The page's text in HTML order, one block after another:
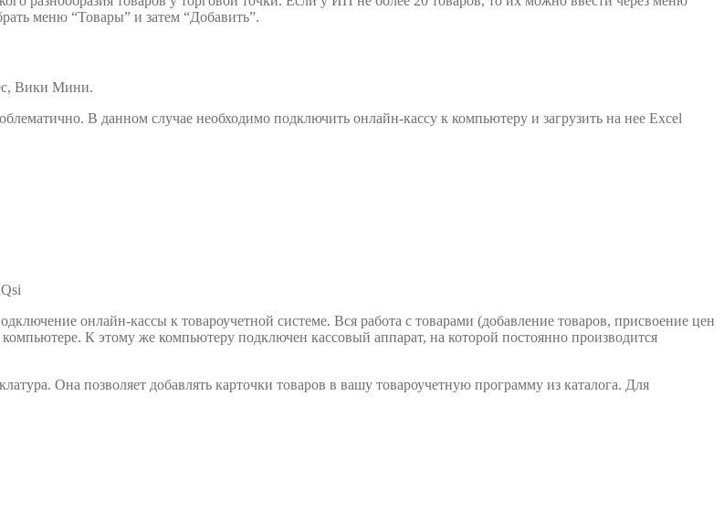
меню “Товары” и затем “Добавить”.
Вики Мини.
В данном случае необходимо подключить онлайн-кассу к компьютеру и загрузить на нее Excel
онлайн-кассы к товароучетной системе. Вся работа с товарами (добавление товаров, присвоение цен
К этому же компьютеру подключен кассовый аппарат, на которой постоянно производится
Она позволяет добавлять карточки товаров в вашу товароучетную программу из каталога. Для